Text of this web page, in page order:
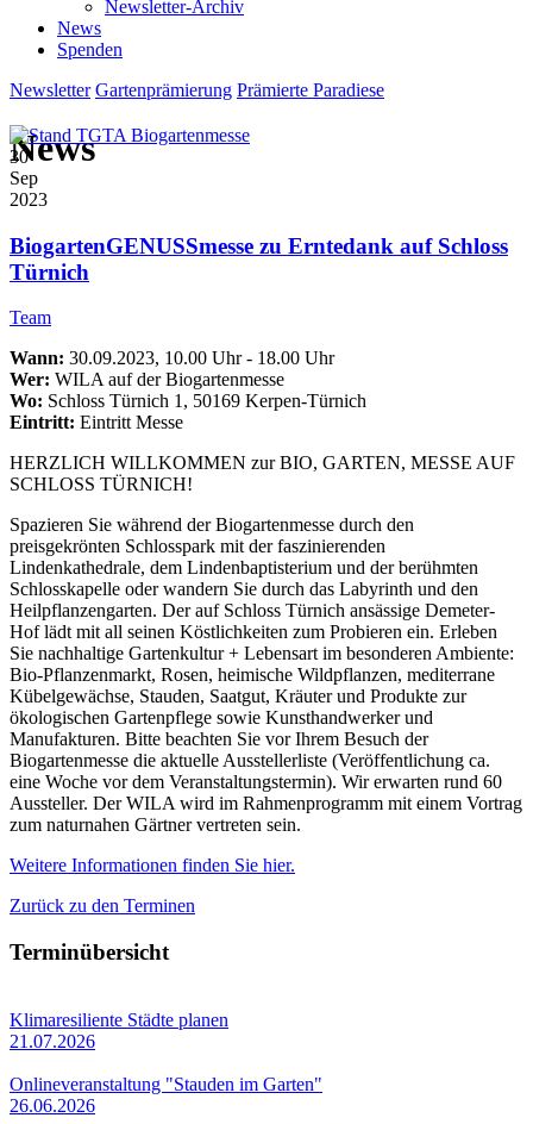
Newsletter-Archiv
News
Spenden
Newsletter Gartenprämierung Prämierte Paradiese
News
30
Sep
2023
BiogartenGENUSSmesse zu Erntedank auf Schloss
Türnich
Team
Wann: 30.09.2023, 10.00 Uhr - 18.00 Uhr
Wer: WILA auf der Biogartenmesse
Wo: Schloss Türnich 1, 50169 Kerpen-Türnich
Eintritt: Eintritt Messe
HERZLICH WILLKOMMEN zur BIO, GARTEN, MESSE AUF
SCHLOSS TÜRNICH!
Spazieren Sie während der Biogartenmesse durch den
preisgekrönten Schlosspark mit der faszinierenden
Lindenkathedrale, dem Lindenbaptisterium und der berühmten
Schlosskapelle oder wandern Sie durch das Labyrinth und den
Heilpflanzengarten. Der auf Schloss Türnich ansässige Demeter-
Hof lädt mit all seinen Köstlichkeiten zum Probieren ein. Erleben
Sie nachhaltige Gartenkultur + Lebensart im besonderen Ambiente:
Bio-Pflanzenmarkt, Rosen, heimische Wildpflanzen, mediterrane
Kübelgewächse, Stauden, Saatgut, Kräuter und Produkte zur
ökologischen Gartenpflege sowie Kunsthandwerker und
Manufakturen. Bitte beachten Sie vor Ihrem Besuch der
Biogartenmesse die aktuelle Ausstellerliste (Veröffentlichung ca.
eine Woche vor dem Veranstaltungstermin). Wir erwarten rund 60
Aussteller. Der WILA wird im Rahmenprogramm mit einem Vortrag
zum naturnahen Gärtner vertreten sein.
Weitere Informationen finden Sie hier.
Zurück zu den Terminen
Terminübersicht
Klimaresiliente Städte planen
21.07.2026
Onlineveranstaltung "Stauden im Garten"
26.06.2026